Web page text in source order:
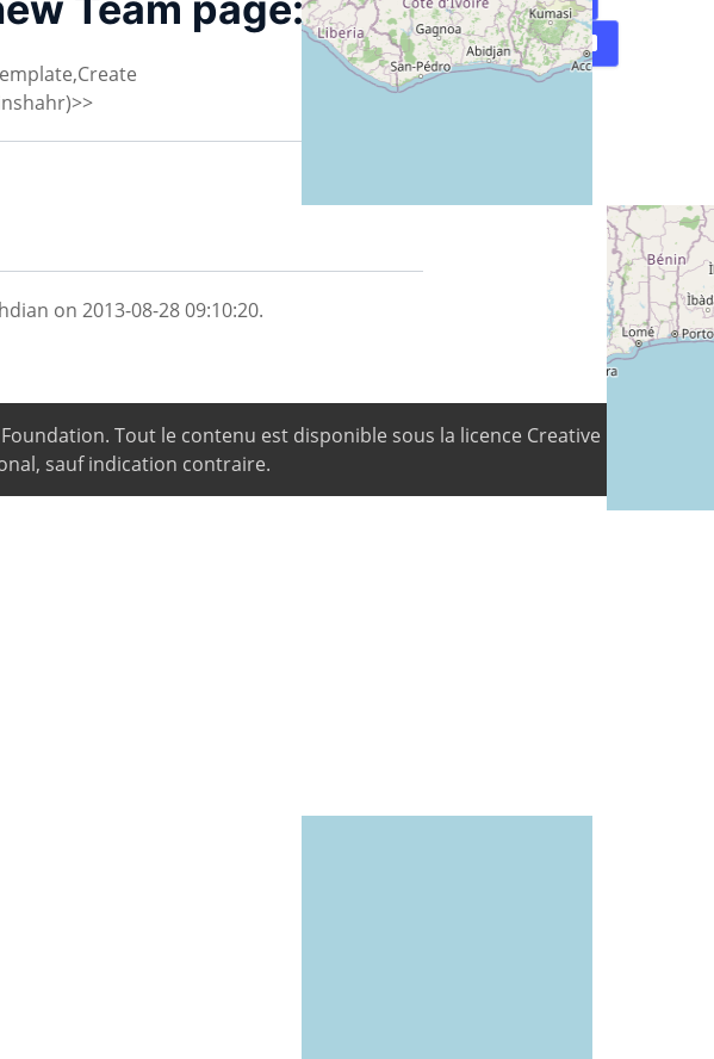
on 2013-08-28 09:10:20.
Directions
. Tout le contenu est disponible sous la licence Creative Commons
sauf indication contraire.